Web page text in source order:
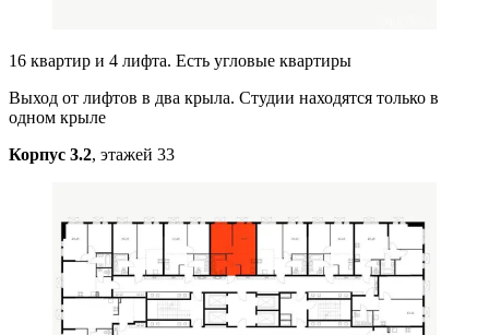
16 квартир и 4 лифта. Есть угловые квартиры
Выход от лифтов в два крыла. Студии находятся только в
одном крыле
Корпус 3.2, этажей 33